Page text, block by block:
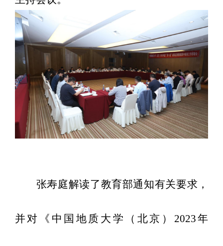
张寿庭解读了教育部通知有关要求，
并对 《中国地质大学（北京） 2023年